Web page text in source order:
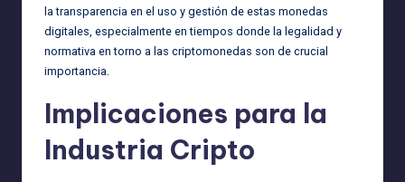
la transparencia en el uso y gestión de estas monedas
digitales, especialmente en tiempos donde la legalidad y
normativa en torno a las criptomonedas son de crucial
importancia.
Implicaciones para la
Industria Cripto